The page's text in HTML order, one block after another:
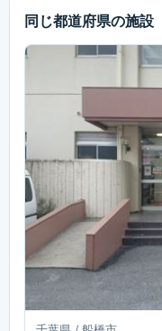
同じ都道府県の施設